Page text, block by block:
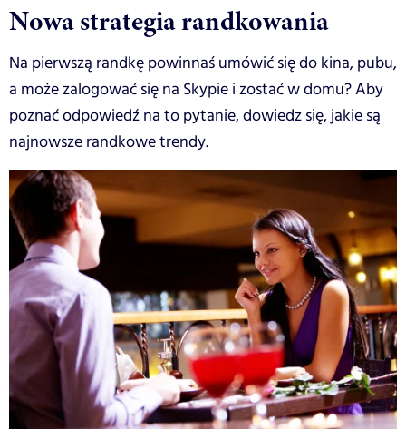
Nowa strategia randkowania
Na pierwszą randkę powinnaś umówić się do kina, pubu,
a może zalogować się na Skypie i zostać w domu? Aby
poznać odpowiedź na to pytanie, dowiedz się, jakie są
najnowsze randkowe trendy.